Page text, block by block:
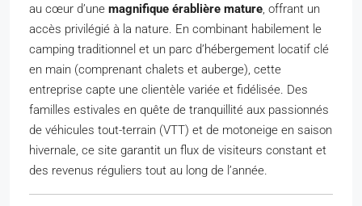
au cœur d’une magnifique érablière mature, offrant un
accès privilégié à la nature. En combinant habilement le
camping traditionnel et un parc d’hébergement locatif clé
en main (comprenant chalets et auberge), cette
entreprise capte une clientèle variée et fidélisée. Des
familles estivales en quête de tranquillité aux passionnés
de véhicules tout-terrain (VTT) et de motoneige en saison
hivernale, ce site garantit un flux de visiteurs constant et
des revenus réguliers tout au long de l’année.